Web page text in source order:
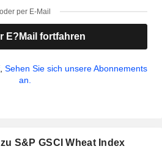
oder per E-Mail
E?Mail fortfahren
Sehen Sie sich unsere Abonnements
an.
S&P GSCI Wheat Index